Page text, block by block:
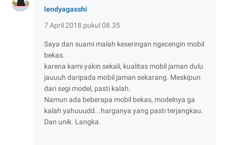
lendyagasshi
7 April 2018 pukul 08.35
Saya dan suami malah keseringan ngecengin mobil
bekas.
karena kami yakin sekali, kualitas mobil jaman dulu
jauuuh daripada mobil jaman sekarang. Meskipun
dari segi model, pasti kalah.
Namun ada beberapa mobil bekas, modelnya ga
kalah yahuuudd...harganya yang pasti terjangkau.
Dan unik. Langka.